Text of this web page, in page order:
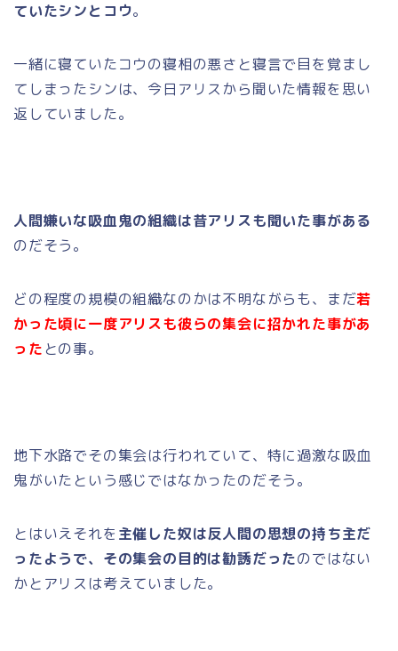
ていたシンとコウ。
一緒に寝ていたコウの寝相の悪さと寝言で目を覚まし
てしまったシンは、今日アリスから聞いた情報を思い
返していました。
人間嫌いな吸血鬼の組織は昔アリスも聞いた事がある
のだそう。
どの程度の規模の組織なのかは不明ながらも、まだ若
かった頃に一度アリスも彼らの集会に招かれた事があ
ったとの事。
地下水路でその集会は行われていて、特に過激な吸血
鬼がいたという感じではなかったのだそう。
とはいえそれを 主催した奴は反人間の思想の持ち主だ
ったようで、その集会の目的は勧誘だったのではない
かとアリスは考えていました。